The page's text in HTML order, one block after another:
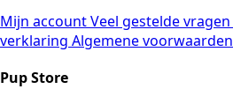
Mijn accountVeel gestelde vragen
verklaring Algemene voorwaarden
Pup Store